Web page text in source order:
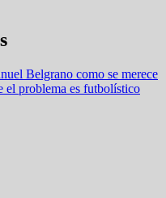
Belgrano como se merece
el problema es futbolístico